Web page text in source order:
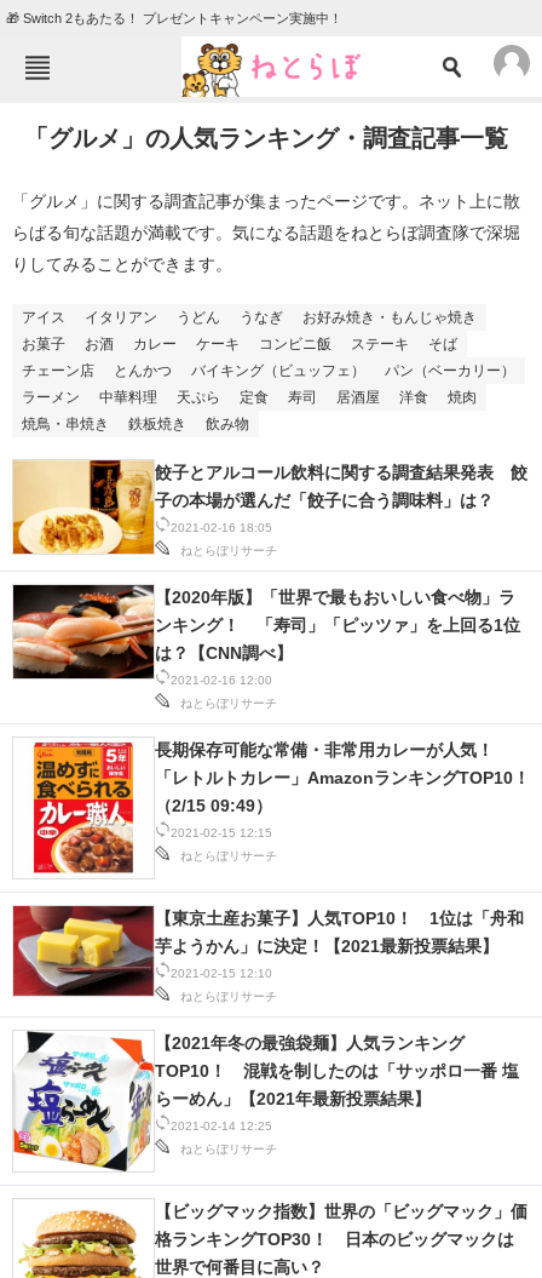
🎁 Switch 2もあたる！ プレゼントキャンペーン実施中！
TOP ニュース
グルメ 地域
動物 リサーチ
会員記事
注目記事を集めた総合ページ
ITの今と未来を見通す
スマホと通信の最新トレンド
進化するPCとデバイスの未来
好きが集まる 比べて選べる
ビジネスと働き方のヒント
AI活用のいまが分かる
企業ITのトレンドを詳説
経営リーダーのコミュニティ
マーケ×ITの今がよく分かる
ITエンジニア向け専門サイト
企業向けIT製品の総合サイト
IT製品の技術・比較・事例
製造業のIT導入・活用を支援
モノづくり技術者専門サイト
エレクトロニクス専門サイト
「グルメ」の人気ランキング・調査記事一覧
「グルメ」に関する調査記事が集まったページです。ネット上に散
らばる旬な話題が満載です。気になる話題をねとらぼ調査隊で深堀
りしてみることができます。
アイス イタリアン うどん うなぎ
お好み焼き・もんじゃ焼き
お菓子
お酒 カレー ケーキ コンビニ飯 ステーキ
そば
チェーン店
とんかつ バイキング（ビュッフェ）
パン（ベーカリー）
ラーメン
中華料理 天ぷら 定食 寿司 居酒屋 洋食
焼肉
焼鳥・串焼き
鉄板焼き 飲み物
2021-02-16 18:05
ねとらぼリサーチ
餃子とアルコール飲料に関する調査結果発表 餃
子の本場が選んだ「餃子に合う調味料」は？
2021-02-16 12:00
ねとらぼリサーチ
【2020年版】「世界で最もおいしい食べ物」ラ
ンキング！ 「寿司」「ピッツァ」を上回る1位
は？【CNN調べ】
2021-02-15 12:15
ねとらぼリサーチ
長期保存可能な常備・非常用カレーが人気！
「レトルトカレー」AmazonランキングTOP10！
（2/15 09:49）
2021-02-15 12:10
ねとらぼリサーチ
【東京土産お菓子】人気TOP10！ 1位は「舟和
芋ようかん」に決定！【2021最新投票結果】
2021-02-14 12:25
ねとらぼリサーチ
【2021年冬の最強袋麺】人気ランキング
TOP10！ 混戦を制したのは「サッポロ一番 塩
らーめん」【2021年最新投票結果】
【ビッグマック指数】世界の「ビッグマック」価
格ランキングTOP30！ 日本のビッグマックは
世界で何番目に高い？